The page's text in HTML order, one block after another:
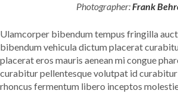
Photographer:Frank
Ulamcorper bibendum tempus fringilla
bibendum vehicula dictum placerat
placerat eros mauris aenean mi congue
curabitur pellentesque volutpat id
rhoncus fermentum libero inceptos